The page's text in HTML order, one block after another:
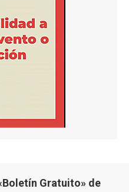
Gratuito» de